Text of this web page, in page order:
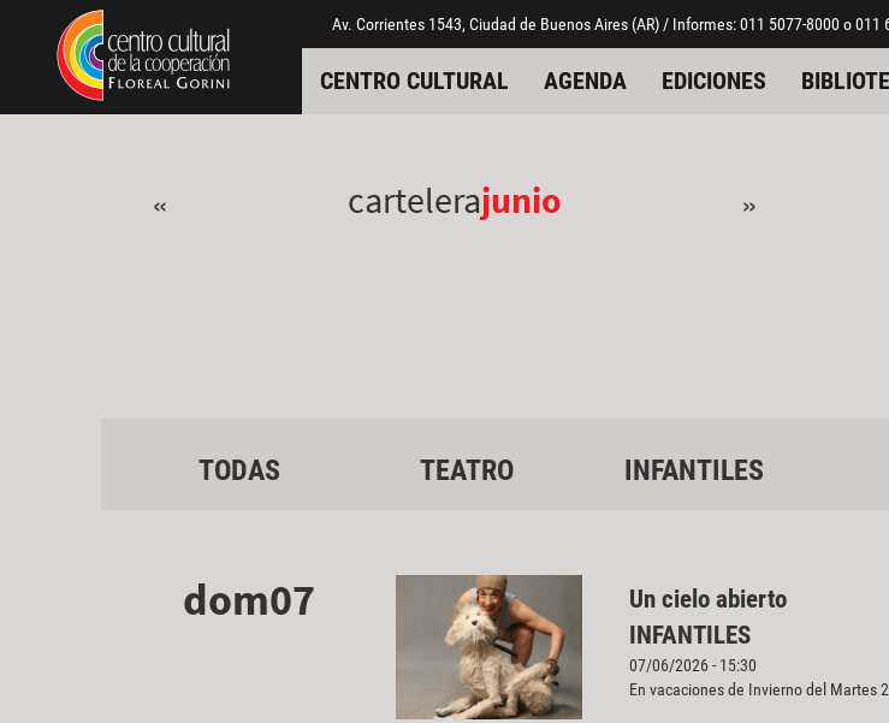
Pasar al contenido principal
Jump to main content Av. Corrientes 1543, Ciudad de Buenos Aires (AR) / Informes: 011 5077-8000 o
CENTRO CULTURAL AGENDA EDICIONES
« cartelerajunio »
TODAS TEATRO INFANTILES
dom07
Un cielo abierto
INFANTILES
07/06/2026 - 15:30
En vacaciones de Invierno del Martes